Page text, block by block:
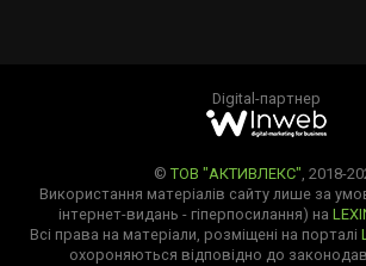
Digital-партнер
© ТОВ "АКТИВЛЕКС" , 2018-
Використання матеріалів сайту лише за
інтернет-видань - гіперпосилання) на
Всі права на матеріали, розміщені на порталі
охороняються відповідно до